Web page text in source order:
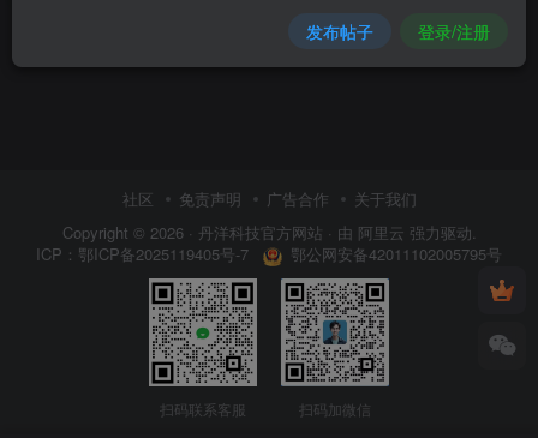
社区 免责声明 广告合作
关于我们
Copyright © 2026 · 丹洋科技官方网站 · 由 阿里云 强力驱动.
ICP： 鄂ICP备2025119405号-7 鄂公网安备42011102005795号
扫码联系客服 扫码加微信
发布帖子 登录/注册